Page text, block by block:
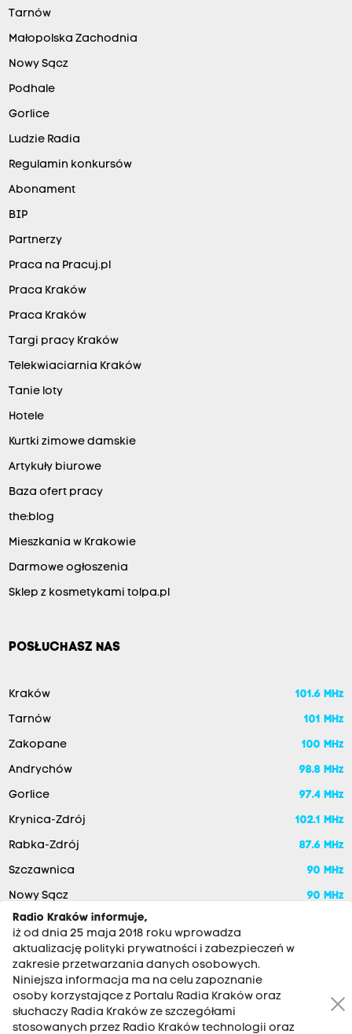
Tarnów
Małopolska Zachodnia
Nowy Sącz
Podhale
Gorlice
Ludzie Radia
Regulamin konkursów
Abonament
BIP
Partnerzy
Praca na Pracuj.pl
Praca Kraków
Praca Kraków
Targi pracy Kraków
Telekwiaciarnia Kraków
Tanie loty
Hotele
Kurtki zimowe damskie
Artykuły biurowe
Baza ofert pracy
the:blog
Mieszkania w Krakowie
Darmowe ogłoszenia
Sklep z kosmetykami tolpa.pl
POSŁUCHASZ NAS
Kraków 101.6 MHz
Tarnów 101 MHz
Zakopane 100 MHz
Andrychów 98.8 MHz
Gorlice 97.4 MHz
Krynica-Zdrój 102.1 MHz
Rabka-Zdrój 87.6 MHz
Szczawnica 90 MHz
Nowy Sącz
90 MHz
Radio Kraków informuje,
iż od dnia 25 maja 2018 roku wprowadza
aktualizację polityki prywatności i zabezpieczeń w
zakresie przetwarzania danych osobowych.
Niniejsza informacja ma na celu zapoznanie
osoby korzystające z Portalu Radia Kraków oraz
słuchaczy Radia Kraków ze szczegółami
stosowanych przez Radio Kraków technologii oraz